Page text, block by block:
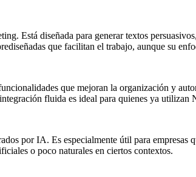
Está diseñada para generar textos
que facilitan el trabajo, aunque su
que mejoran la organización y
fluida es ideal para quienes ya
por IA. Es especialmente útil para
o poco naturales en ciertos contextos.